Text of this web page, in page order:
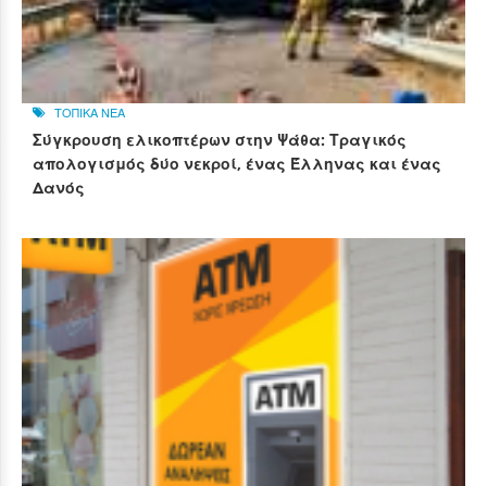
ΤΟΠΙΚΑ ΝΕΑ
Σύγκρουση ελικοπτέρων στην Ψάθα: Τραγικός
απολογισμός δύο νεκροί, ένας Έλληνας και ένας
Δανός